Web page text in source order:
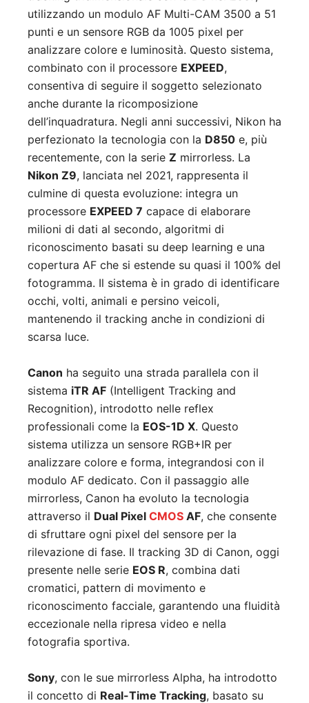
utilizzando un modulo AF Multi-CAM 3500 a 51
punti e un sensore RGB da 1005 pixel per
analizzare colore e luminosità. Questo sistema,
combinato con il processore EXPEED,
consentiva di seguire il soggetto selezionato
anche durante la ricomposizione
dell’inquadratura. Negli anni successivi, Nikon ha
perfezionato la tecnologia con la D850 e, più
recentemente, con la serie Z mirrorless. La
Nikon Z9, lanciata nel 2021, rappresenta il
culmine di questa evoluzione: integra un
processore EXPEED 7 capace di elaborare
milioni di dati al secondo, algoritmi di
riconoscimento basati su deep learning e una
copertura AF che si estende su quasi il 100% del
fotogramma. Il sistema è in grado di identificare
occhi, volti, animali e persino veicoli,
mantenendo il tracking anche in condizioni di
scarsa luce.
Canon ha seguito una strada parallela con il
sistema iTR AF (Intelligent Tracking and
Recognition), introdotto nelle reflex
professionali come la EOS-1D X. Questo
sistema utilizza un sensore RGB+IR per
analizzare colore e forma, integrandosi con il
modulo AF dedicato. Con il passaggio alle
mirrorless, Canon ha evoluto la tecnologia
attraverso il Dual Pixel CMOS AF, che consente
di sfruttare ogni pixel del sensore per la
rilevazione di fase. Il tracking 3D di Canon, oggi
presente nelle serie EOS R, combina dati
cromatici, pattern di movimento e
riconoscimento facciale, garantendo una fluidità
eccezionale nella ripresa video e nella
fotografia sportiva.
Sony, con le sue mirrorless Alpha, ha introdotto
il concetto di Real-Time Tracking, basato su